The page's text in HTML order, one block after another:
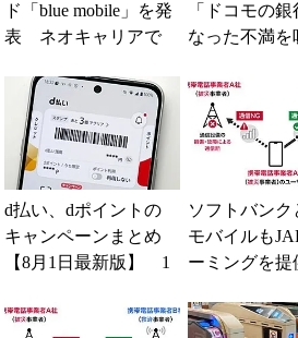
ド「blue mobile」を発
表 ネオキャリアで
「ドコモの銀
なった不満を
BIの銀行」と
大5....
d払い、dポイントの
キャンペーンまとめ
【8月1日最新版】 1
元の施策がめじろ押
ソフトバンク
モバイルも
ーミングを
が続く